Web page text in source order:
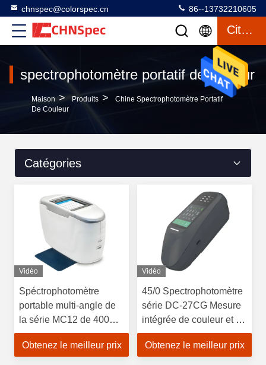
chnspec@colorspec.cn 86--13732210605
Citation
spectrophotomètre portatif de couleur
Maison > Produits >
Chine Spectrophotomètre Portatif
De Couleur
Catégories
Vidéo
Spéctrophotomètre
portable multi-angle de
la série MC12 de 400
nm à 700 nm
Obtenez le meilleur prix
Vidéo
45/0 Spectrophotomètre
série DC-27CG Mesure
intégrée de couleur et de
brillance
Obtenez le meilleur prix